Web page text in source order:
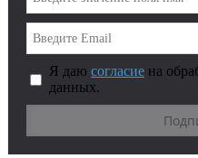
Я даю согласие на
данных.